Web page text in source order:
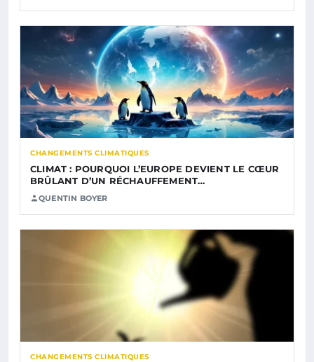
CHANGEMENTS CLIMATIQUES
CLIMAT : POURQUOI L’EUROPE DEVIENT LE CŒUR
BRÛLANT D’UN RÉCHAUFFEMENT…
QUENTIN BOYER
CHANGEMENTS CLIMATIQUES